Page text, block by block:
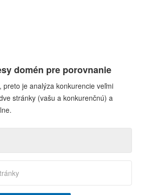
domén pre porovnanie
preto je analýza konkurencie veľmi
stránky (vašu a konkurenčnú) a